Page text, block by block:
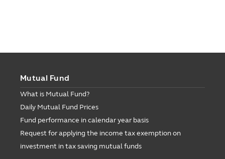
Mutual Fund
What is Mutual Fund?
Daily Mutual Fund Prices
Fund performance in calendar year basis
Request for applying the income tax exemption on
investment in tax saving mutual funds